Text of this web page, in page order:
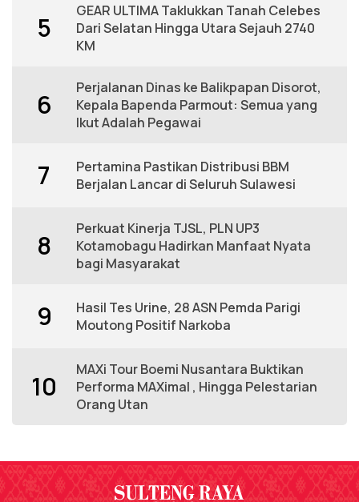
5
GEAR ULTIMA Taklukkan Tanah Celebes
Dari Selatan Hingga Utara Sejauh 2740
KM
6
Perjalanan Dinas ke Balikpapan Disorot,
Kepala Bapenda Parmout: Semua yang
Ikut Adalah Pegawai
7
Pertamina Pastikan Distribusi BBM
Berjalan Lancar di Seluruh Sulawesi
8
Perkuat Kinerja TJSL, PLN UP3
Kotamobagu Hadirkan Manfaat Nyata
bagi Masyarakat
9
Hasil Tes Urine, 28 ASN Pemda Parigi
Moutong Positif Narkoba
10
MAXi Tour Boemi Nusantara Buktikan
Performa MAXimal , Hingga Pelestarian
Orang Utan